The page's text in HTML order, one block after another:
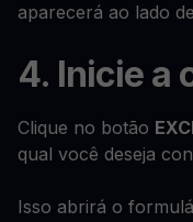
aparecerá ao lado
4. Inicie a
Clique no botão
qual você deseja
Isso abrirá o